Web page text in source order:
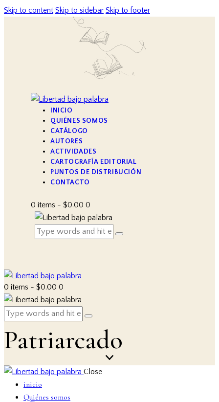
Skip to content Skip to sidebar Skip to footer
INICIO
QUIÉNES SOMOS
CATÁLOGO
AUTORES
ACTIVIDADES
CARTOGRAFÍA EDITORIAL
PUNTOS DE DISTRIBUCIÓN
CONTACTO
0 items - $0.00 0
0 items - $0.00 0
Patriarcado
Close
inicio
Quiénes somos